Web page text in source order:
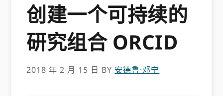
创建一个可持续的
研究组合 ORCID
2018 年 2 月 15 日 BY 安德鲁·邓宁